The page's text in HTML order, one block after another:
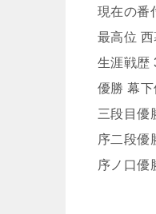
現在の番
最高位 西
生涯戦歴
優勝 幕下
三段目優
序二段優
序ノ口優